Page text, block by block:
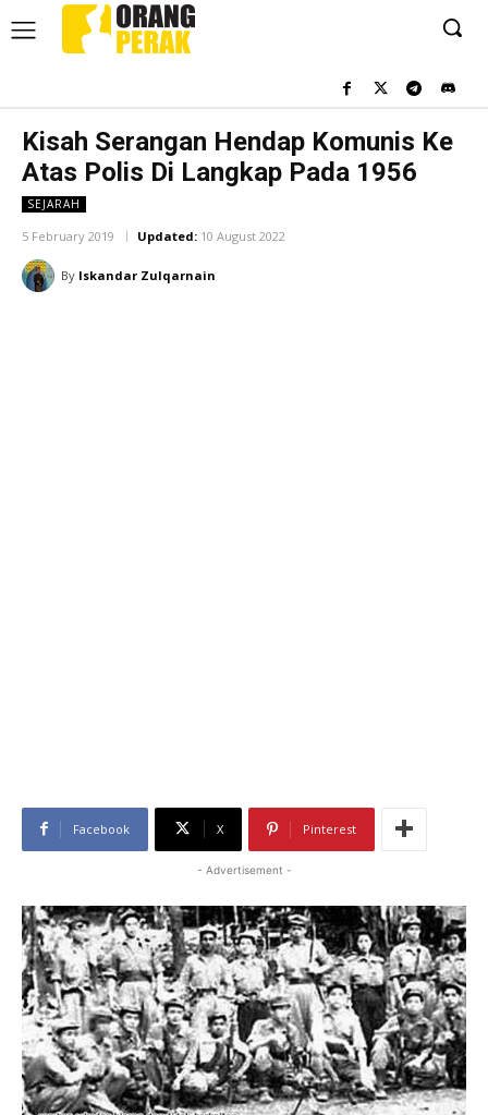
Kisah Serangan Hendap Komunis Ke
Atas Polis Di Langkap Pada 1956
SEJARAH
5 February 2019 Updated: 10 August 2022
By Iskandar Zulqarnain
Facebook X Pinterest
- Advertisement -